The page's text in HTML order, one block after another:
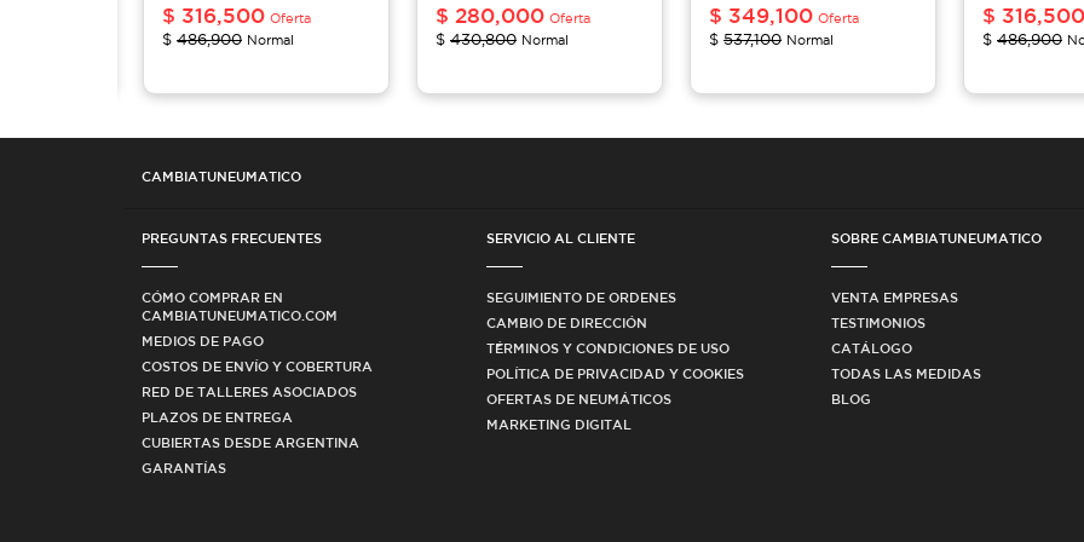
$ 316,500 Oferta
$ 486,900 Normal
$ 280,000 Oferta
$ 430,800 Normal
$ 349,100 Oferta
$ 537,100 Normal
$ 316,500
$ 486,900
CAMBIATUNEUMATICO
PREGUNTAS FRECUENTES
CÓMO COMPRAR EN
CAMBIATUNEUMATICO.COM
MEDIOS DE PAGO
COSTOS DE ENVÍO Y COBERTURA
RED DE TALLERES ASOCIADOS
PLAZOS DE ENTREGA
CUBIERTAS DESDE ARGENTINA
GARANTÍAS
SERVICIO AL CLIENTE
SEGUIMIENTO DE ORDENES
CAMBIO DE DIRECCIÓN
TÉRMINOS Y CONDICIONES DE USO
POLÍTICA DE PRIVACIDAD Y COOKIES
OFERTAS DE NEUMÁTICOS
MARKETING DIGITAL
SOBRE CAMBIATUNEUMATICO
VENTA EMPRESAS
TESTIMONIOS
CATÁLOGO
TODAS LAS MEDIDAS
BLOG